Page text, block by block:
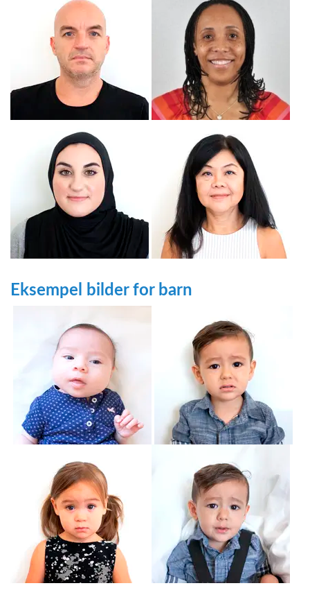
Eksempel bilder for barn